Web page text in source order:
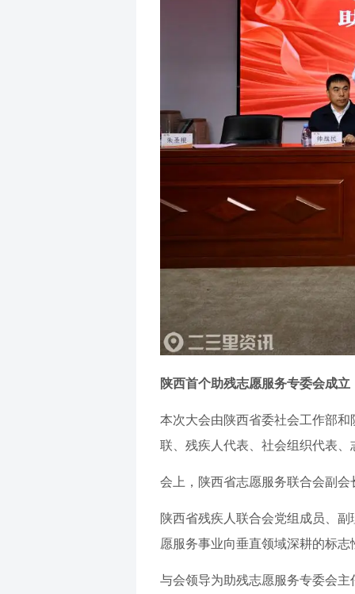
陕西首个助残志愿服务专委会成立
本次大会由陕西省委社会工作部
联、残疾人代表、社会组织代表
会上，陕西省志愿服务联合会副
陕西省残疾人联合会党组成员、
愿服务事业向垂直领域深耕的标
与会领导为助残志愿服务专委会